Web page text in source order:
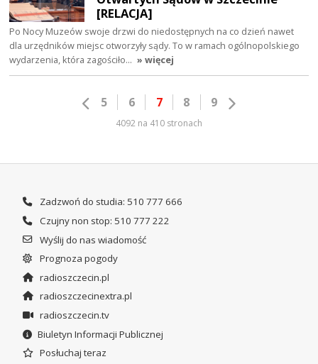
[RELACJA]
Po Nocy Muzeów swoje drzwi do niedostępnych na co dzień nawet
dla urzędników miejsc otworzyły sądy. To w ramach ogólnopolskiego
wydarzenia, która zagościło… » więcej
5 6 7 8 9
4092 na 410 stronach
Zadzwoń do studia: 510 777 666
Czujny non stop: 510 777 222
Wyślij do nas wiadomość
Prognoza pogody
radioszczecin.pl
radioszczecinextra.pl
radioszczecin.tv
Biuletyn Informacji Publicznej
Posłuchaj teraz